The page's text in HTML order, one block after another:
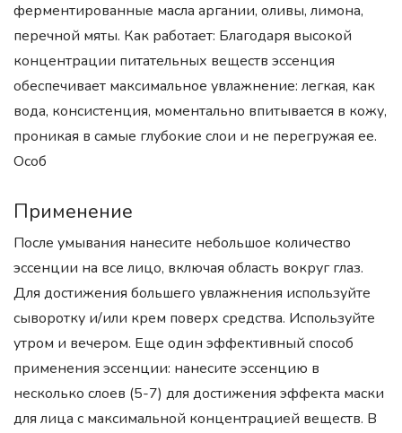
ферментированные масла аргании, оливы, лимона,
перечной мяты. Как работает: Благодаря высокой
концентрации питательных веществ эссенция
обеспечивает максимальное увлажнение: легкая, как
вода, консистенция, моментально впитывается в кожу,
проникая в самые глубокие слои и не перегружая ее.
Особ
Применение
После умывания нанесите небольшое количество
эссенции на все лицо, включая область вокруг глаз.
Для достижения большего увлажнения используйте
сыворотку и/или крем поверх средства. Используйте
утром и вечером. Еще один эффективный способ
применения эссенции: нанесите эссенцию в
несколько слоев (5-7) для достижения эффекта маски
для лица с максимальной концентрацией веществ. В